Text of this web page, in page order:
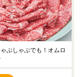
ぶしゃぶでも！オムロ